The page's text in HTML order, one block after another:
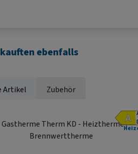
ebenfalls
Artikel
Zubehör